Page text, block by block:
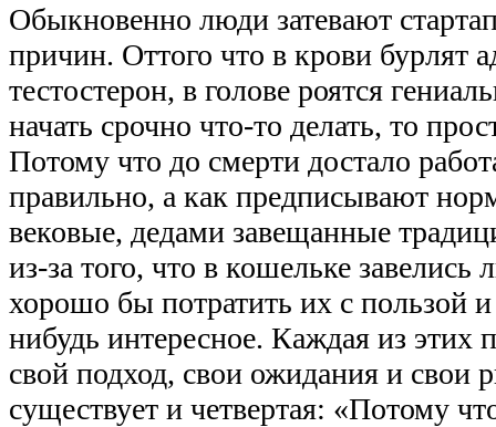
Обыкновенно люди затевают
причин. Оттого что в крови бурлят
тестостерон, в голове роятся
начать срочно что-то делать, то
Потому что до смерти достало
правильно, а как предписывают
вековые, дедами завещанные
из-за того, что в кошельке завелись
хорошо бы потратить их с пользой
нибудь интересное. Каждая из этих
свой подход, свои ожидания и свои
существует и четвертая: «Потому